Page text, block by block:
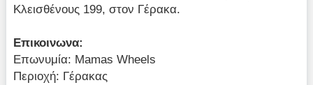
Κλεισθένους 199, στον Γέρακα.
Επικοινωνα:
Επωνυμία: Mamas Wheels
Περιοχή: Γέρακας